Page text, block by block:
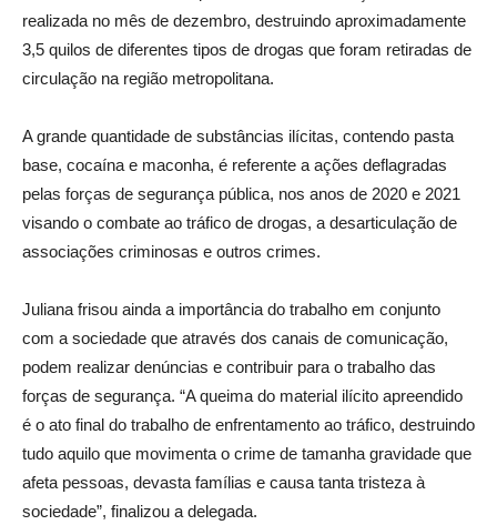
realizada no mês de dezembro, destruindo aproximadamente
3,5 quilos de diferentes tipos de drogas que foram retiradas de
circulação na região metropolitana.
A grande quantidade de substâncias ilícitas, contendo pasta
base, cocaína e maconha, é referente a ações deflagradas
pelas forças de segurança pública, nos anos de 2020 e 2021
visando o combate ao tráfico de drogas, a desarticulação de
associações criminosas e outros crimes.
Juliana frisou ainda a importância do trabalho em conjunto
com a sociedade que através dos canais de comunicação,
podem realizar denúncias e contribuir para o trabalho das
forças de segurança. “A queima do material ilícito apreendido
é o ato final do trabalho de enfrentamento ao tráfico, destruindo
tudo aquilo que movimenta o crime de tamanha gravidade que
afeta pessoas, devasta famílias e causa tanta tristeza à
sociedade”, finalizou a delegada.